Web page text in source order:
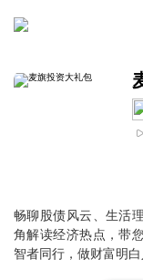
畅聊股债风云、生活
角解读经济热点，带
智者同行，做财富明白